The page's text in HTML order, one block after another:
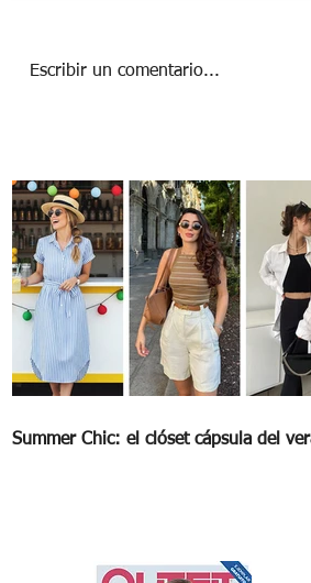
Escribir un comentario...
Summer Chic: el clóset cápsula del